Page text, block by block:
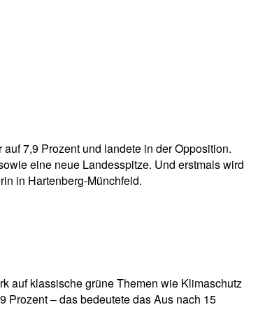
7,9 Prozent und landete in der Opposition.
eine neue Landesspitze. Und erstmals wird
in Hartenberg-Münchfeld.
auf klassische grüne Themen wie Klimaschutz
Prozent – das bedeutete das Aus nach 15